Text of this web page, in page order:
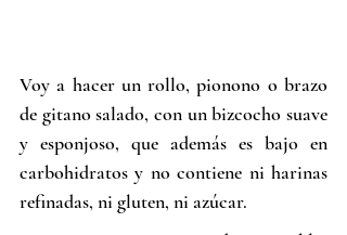
Voy a hacer un rollo, pionono o brazo
de gitano salado, con un bizcocho suave
y esponjoso, que además es bajo en
carbohidratos y no contiene ni harinas
refinadas, ni gluten, ni azúcar.